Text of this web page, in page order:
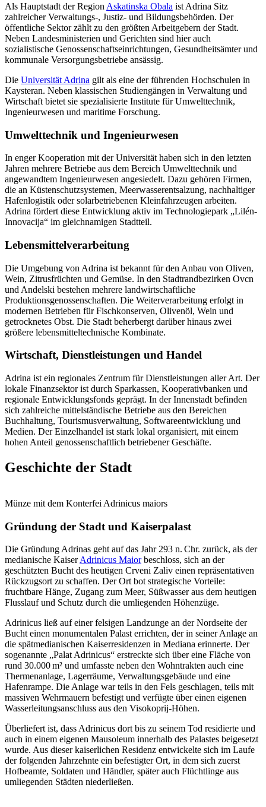
Als Hauptstadt der Region Askatinska Obala ist Adrina Sitz
zahlreicher Verwaltungs-, Justiz- und Bildungsbehörden. Der
öffentliche Sektor zählt zu den größten Arbeitgebern der Stadt.
Neben Landesministerien und Gerichten sind hier auch
sozialistische Genossenschaftseinrichtungen, Gesundheitsämter und
kommunale Versorgungsbetriebe ansässig.
Die Universität Adrina gilt als eine der führenden Hochschulen in
Kaysteran. Neben klassischen Studiengängen in Verwaltung und
Wirtschaft bietet sie spezialisierte Institute für Umwelttechnik,
Ingenieurwesen und maritime Forschung.
Umwelttechnik und Ingenieurwesen
In enger Kooperation mit der Universität haben sich in den letzten
Jahren mehrere Betriebe aus dem Bereich Umwelttechnik und
angewandtem Ingenieurwesen angesiedelt. Dazu gehören Firmen,
die an Küstenschutzsystemen, Meerwasserentsalzung, nachhaltiger
Hafenlogistik oder solarbetriebenen Kleinfahrzeugen arbeiten.
Adrina fördert diese Entwicklung aktiv im Technologiepark „Lilén-
Innovacija“ im gleichnamigen Stadtteil.
Lebensmittelverarbeitung
Die Umgebung von Adrina ist bekannt für den Anbau von Oliven,
Wein, Zitrusfrüchten und Gemüse. In den Stadtrandbezirken Ovcn
und Andelski bestehen mehrere landwirtschaftliche
Produktionsgenossenschaften. Die Weiterverarbeitung erfolgt in
modernen Betrieben für Fischkonserven, Olivenöl, Wein und
getrocknetes Obst. Die Stadt beherbergt darüber hinaus zwei
größere lebensmitteltechnische Kombinate.
Wirtschaft, Dienstleistungen und Handel
Adrina ist ein regionales Zentrum für Dienstleistungen aller Art. Der
lokale Finanzsektor ist durch Sparkassen, Kooperativbanken und
regionale Entwicklungsfonds geprägt. In der Innenstadt befinden
sich zahlreiche mittelständische Betriebe aus den Bereichen
Buchhaltung, Tourismusverwaltung, Softwareentwicklung und
Medien. Der Einzelhandel ist stark lokal organisiert, mit einem
hohen Anteil genossenschaftlich betriebener Geschäfte.
Geschichte der Stadt
Münze mit dem Konterfei Adrinicus maiors
Gründung der Stadt und Kaiserpalast
Die Gründung Adrinas geht auf das Jahr 293 n. Chr. zurück, als der
medianische KaiserAdrinicus Maiorbeschloss, sich an der
geschützten Bucht des heutigen Crveni Zaliv einen repräsentativen
Rückzugsort zu schaffen. Der Ort bot strategische Vorteile:
fruchtbare Hänge, Zugang zum Meer, Süßwasser aus dem heutigen
Flusslauf und Schutz durch die umliegenden Höhenzüge.
Adrinicus ließ auf einer felsigen Landzunge an der Nordseite der
Bucht einen monumentalen Palast errichten, der in seiner Anlage an
die spätmedianischen Kaiserresidenzen in Mediana erinnerte. Der
sogenannte „Palat Adrinicus“ erstreckte sich über eine Fläche von
rund 30.000 m² und umfasste neben den Wohntrakten auch eine
Thermenanlage, Lagerräume, Verwaltungsgebäude und eine
Hafenrampe. Die Anlage war teils in den Fels geschlagen, teils mit
massiven Wehrmauern befestigt und verfügte über einen eigenen
Wasserleitungsanschluss aus den Visokoprij-Höhen.
Überliefert ist, dass Adrinicus dort bis zu seinem Tod residierte und
auch in einem eigenen Mausoleum innerhalb des Palastes beigesetzt
wurde. Aus dieser kaiserlichen Residenz entwickelte sich im Laufe
der folgenden Jahrzehnte ein befestigter Ort, in dem sich zuerst
Hofbeamte, Soldaten und Händler, später auch Flüchtlinge aus
umliegenden Städten niederließen.